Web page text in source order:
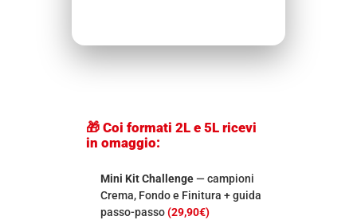
🎁 Coi formati 2L e 5L ricevi
in omaggio:
Mini Kit Challenge— campioni
Crema, Fondo e Finitura + guida
passo-passo(29,90€)